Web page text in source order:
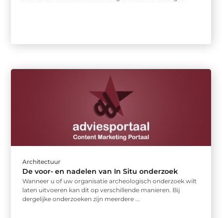
Architectuur
De voor- en nadelen van In Situ onderzoek
Wanneer u of uw organisatie archeologisch onderzoek wilt
laten uitvoeren kan dit op verschillende manieren. Bij
dergelijke onderzoeken zijn meerdere ...